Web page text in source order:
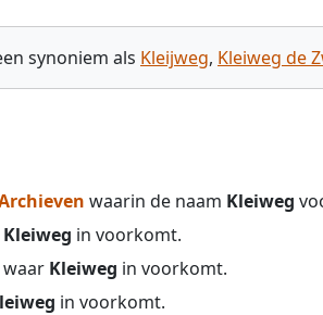
synoniem als Kleijweg, Kleiweg de
waarin de naam Kleiweg
Kleiweg in voorkomt.
waar Kleiweg in voorkomt.
in voorkomt.